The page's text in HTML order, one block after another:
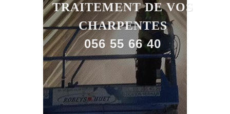
TRAITEMENT DE VOS
CHARPENTES
056 55 66 40